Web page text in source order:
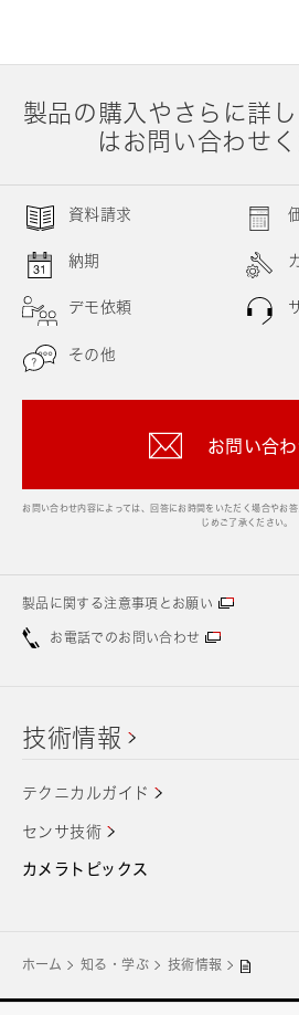
製品の購入やさらに詳
はお問い合わせく
資料請求
納期
デモ依頼
その他
お問い合
お問い合わせ内容によっては、回答にお時間をいただく場合やお
じめご了承ください。
製品に関する注意事項とお願い
お電話でのお問い合わせ
技術情報
テクニカルガイド
センサ技術
カメラトピックス
ホーム 知る・学ぶ 技術情報